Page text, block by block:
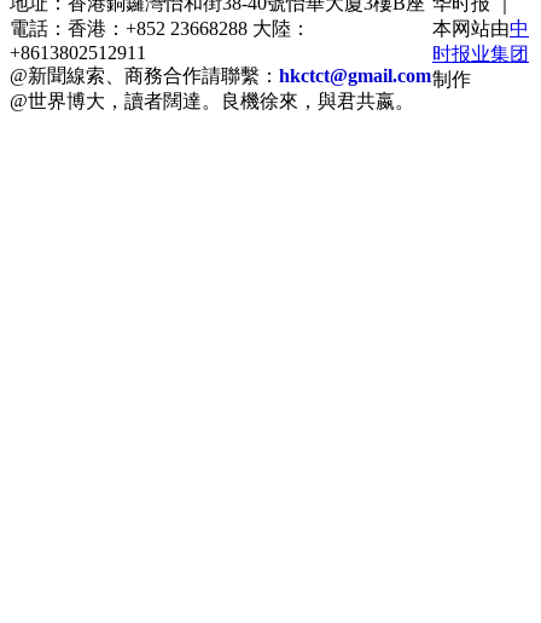
電話：香港：+852 23668288 大陸：
+8613802512911
@新聞線索、商務合作請聯繫： hkctct@gmail.com
@世界博大，讀者闊達。良機徐來，與君共嬴。
本网站由中
时报业集团
制作